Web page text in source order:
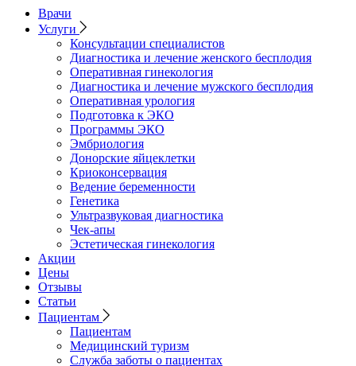
Врачи
Услуги
Консультации специалистов
Диагностика и лечение женского бесплодия
Оперативная гинекология
Диагностика и лечение мужского бесплодия
Оперативная урология
Подготовка к ЭКО
Программы ЭКО
Эмбриология
Донорские яйцеклетки
Криоконсервация
Ведение беременности
Генетика
Ультразвуковая диагностика
Чек-апы
Эстетическая гинекология
Акции
Цены
Отзывы
Статьи
Пациентам
Пациентам
Медицинский туризм
Служба заботы о пациентах